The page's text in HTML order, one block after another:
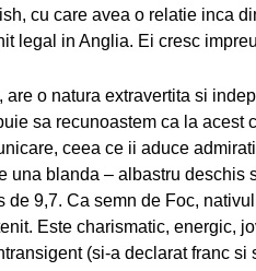
cu care avea o relatie inca
legal in Anglia. Ei cresc
are o natura extravertita si
sa recunoastem ca la acest
ceea ce ii aduce
una blanda – albastru deschis
de 9,7. Ca semn de Foc,
Este charismatic, energic,
(si-a declarat franc